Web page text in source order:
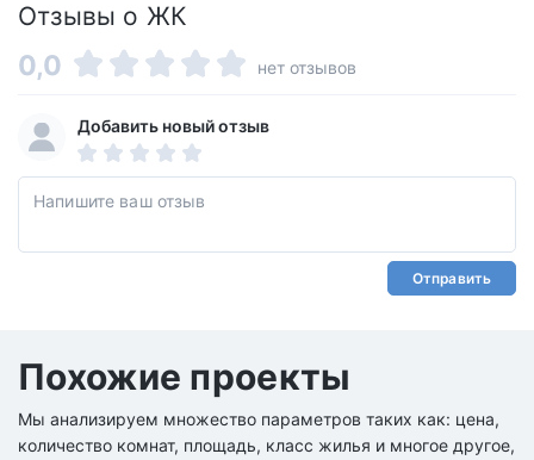
Отзывы о ЖК
0,0 нет отзывов
Добавить новый отзыв
Отправить
Похожие проекты
Мы анализируем множество параметров таких как: цена,
количество комнат, площадь, класс жилья и многое другое,